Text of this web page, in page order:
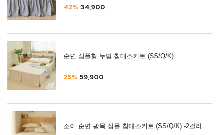
42% 34,900
순면 심플형 누빔 침대스커트 (SS/Q/K)
25% 59,900
소이 순면 광목 심플 침대스커트 (SS/Q/K) -2컬러